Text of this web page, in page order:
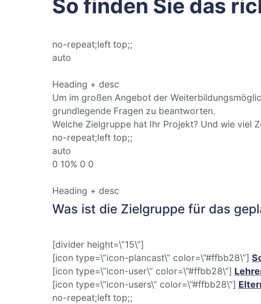
So finden Sie das
no-repeat;left top;;
auto
Heading + desc
Um im großen Angebot der
grundlegende Fragen zu beantworten.
Welche Zielgruppe hat Ihr Projekt? Und wie viel
no-repeat;left top;;
auto
0 10% 0 0
Heading + desc
Was ist die Zielgruppe für das
[divider height=\”15\”]
[icon type=\”icon-plancast\” color=\”#ffbb28\”]
[icon type=\”icon-user\” color=\”#ffbb28\”]
[icon type=\”icon-users\” color=\”#ffbb28\”]
no-repeat;left top;;